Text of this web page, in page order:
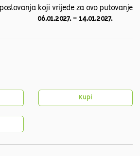
koji vrijede za ovo putovanje
06.01.2027.- 14.01.2027.
Kupi